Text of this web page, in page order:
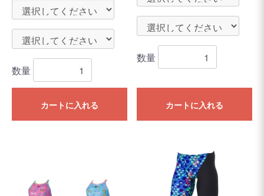
数量
カートに入れる
数量
カートに入れる